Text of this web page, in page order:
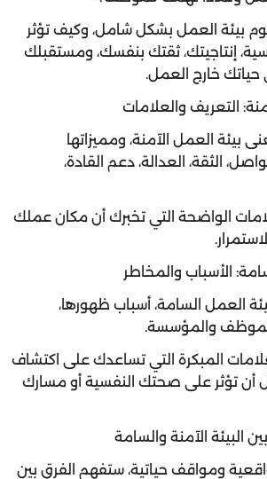
بيئة العمل بشكل شامل، وكيف تؤثر
إنتاجيتك، ثقتك بنفسك، ومستقبلك
حياتك خارج العمل.
العمل الآمنة، ومميزاتها
الثقة، العدالة، دعم القادة،
الواضحة التي تخبرك أن مكان عملك
العمل السامة، أسباب ظهورها،
والمؤسسة.
المبكرة التي تساعدك على اكتشاف
أن تؤثر على صحتك النفسية أو مسارك
ومواقف حياتية، ستفهم الفرق بين